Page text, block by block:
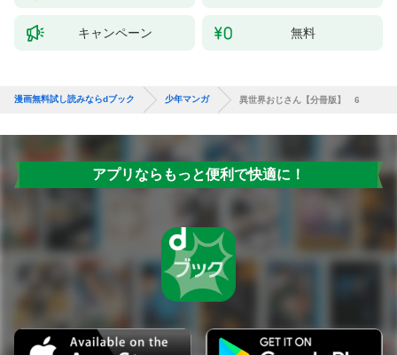
キャンペーン 無料
漫画無料試し読みならdブック 少年マンガ 異世界おじさん【分冊版】 6
アプリならもっと便利で快適に！